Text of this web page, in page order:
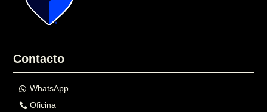
Contacto
WhatsApp
Oficina